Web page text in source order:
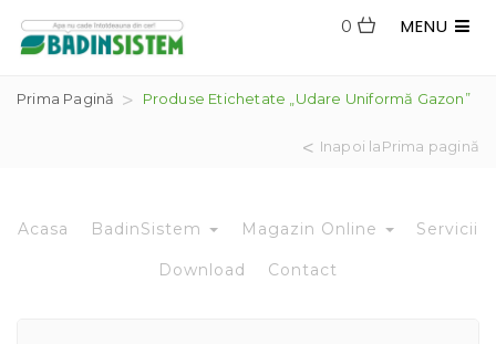
MENU
0
Prima Pagină Produse Etichetate „udare Uniformă Gazon”
Inapoi laPrima pagină
Acasa BadinSistem Magazin Online Servicii
Download Contact